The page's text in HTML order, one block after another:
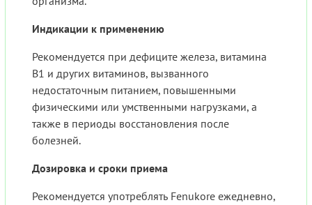
Индикации к применению
Рекомендуется при дефиците железа, витамина
B1 и других витаминов, вызванного
недостаточным питанием, повышенными
физическими или умственными нагрузками, а
также в периоды восстановления после
болезней.
Дозировка и сроки приема
Рекомендуется употреблять Fenukore ежедневно,